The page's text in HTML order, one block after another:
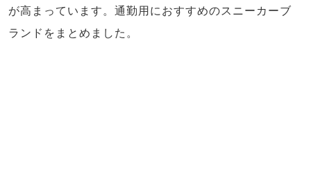
が高まっています。通勤用におすすめのスニーカーブ
ランドをまとめました。